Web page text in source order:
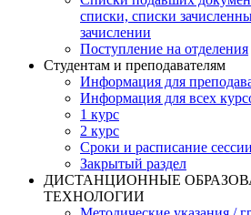
списки, списки
зачислении
Поступление на отделения
Студентам и преподавателям
Информация для
Информация для всех
1 курс
2 курс
Сроки и расписание сессии
Закрытый раздел
ДИСТАНЦИОННЫЕ
ТЕХНОЛОГИИ